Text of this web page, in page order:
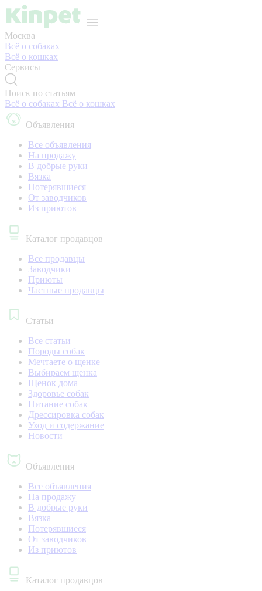
Москва
Всё о собаках
Всё о кошках
Сервисы
Поиск по статьям
Всё о собаках Всё о кошках
Объявления
Все объявления
На продажу
В добрые руки
Вязка
Потерявшиеся
От заводчиков
Из приютов
Каталог продавцов
Все продавцы
Заводчики
Приюты
Частные продавцы
Статьи
Все статьи
Породы собак
Мечтаете о щенке
Выбираем щенка
Щенок дома
Здоровье собак
Питание собак
Дрессировка собак
Уход и содержание
Новости
Объявления
Все объявления
На продажу
В добрые руки
Вязка
Потерявшиеся
От заводчиков
Из приютов
Каталог продавцов